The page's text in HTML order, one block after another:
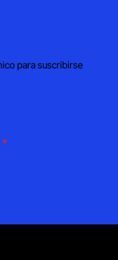
para suscribirse
*